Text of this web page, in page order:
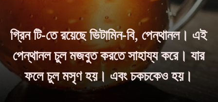
গ্রিন টি-তে রয়েছে ভিটামিন-বি, পেন্থানল। এই
পেন্থানল চুল মজবুত করতে সাহায্য করে। যার
ফলে চুল মসৃণ হয়। এবং চকচকেও হয়।